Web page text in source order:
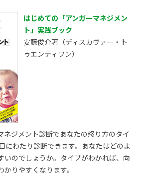
はじめての「アンガーマネジメン
ト」実践ブック
安藤俊介著（ディスカヴァー・ト
ゥエンティワン）
ネジメント診断であなたの怒り方のタイ
にわたり診断できます。あなたはどのよ
いのでしょうか。タイプがわかれば、向
りやすくなります。